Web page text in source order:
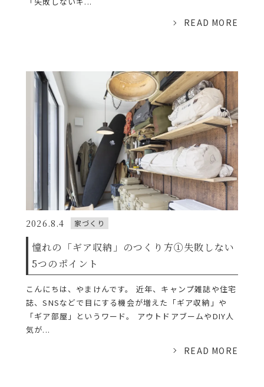
READ MORE
2026.8.4 家づくり
憧れの「ギア収納」のつくり方①失敗しない
5つのポイント
こんにちは、やまけんです。 近年、キャンプ雑誌や住宅
誌、SNSなどで目にする機会が増えた「ギア収納」や
「ギア部屋」というワード。 アウトドアブームやDIY人
気が...
READ MORE